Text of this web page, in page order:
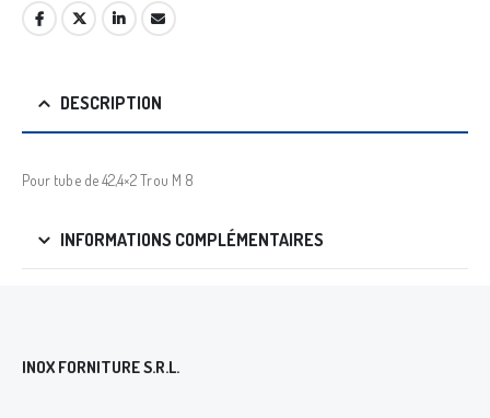
DESCRIPTION
Pour tube de 42,4×2 Trou M 8
INFORMATIONS COMPLÉMENTAIRES
INOX FORNITURE S.R.L.